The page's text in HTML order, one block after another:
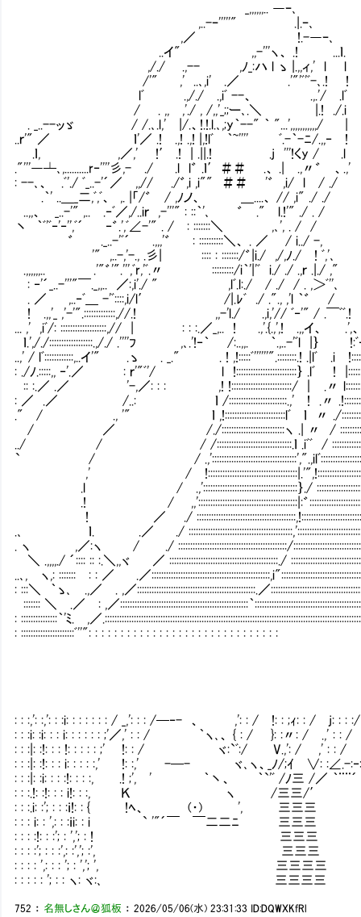
_,,,,,,.. ―ｰ､
,..-ｰ'''''" .|.ｰ､
,／ !.-―ｰ､
..イ" ,,-'''ヽ、 .! ...ｌ.
,/./ .,-- ,ﾉ_:ハ l ゝ |.,,ィ,' l l
/'" ,' ..､,i' .／ .'"'ﾞ'ﾞ-､.! !
lﾞ .,/./ .,iﾞ --、 .,.'/ .lﾞ
/ . ,, ,'./ , /,,'_;;ー､.＼ |.! ./.i
. _..--ッゞ / /.､.l,' |/.、!.!.l.､,;y｀--" ｀ "...',,,,,,,,,,,/ |
..ｒ'" ／ ｌ'／ .! .,! .,! |,!lﾞ ｀~'''' ﾞ.-｀-ﾆ/.,,‐ !
.ｌ, ,／,' !′ .! | .||.! .j '''!くy / .l
."'''―┴､,..........r‐''''彡,- ./ .l l゛ .ｌ′＃＃ .、 .| .,〃゛ 、.,'
: --､、 .ﾞ'./ ﾞ_..-'´／ ,,// ./゛,i ,i"" ＃＃ '
.｀' ..＿_二,ﾞ,ﾞ、 ,. |「/゛ / ,ﾉノ、 ＿....、 // ,i" ./ ./
..,,、 _..-'" ,.. .‐ﾞ／,/..iｒ ,-'''" : ::｀'､ ゛ ." l.!'" ./ . /
丶 ｀ﾞ'ﾞ‐'‐'',ﾞ´ ‐゛.',ﾞ∠-'" . / : :::::::＼ ,､', . / /
゛ ._..-'ﾞ´ .,,,'゛ : ::::::::::＼、 . ／ / i../ -,
'" ,..-,'-., .彡| :::: : :::::::/゛|i./ ,/,ﾉ./ ! ﾞ,'､
.,,,,,,.. .'"゛'".''',ﾞr,'ﾞ.〃 :::::::::/i｀'|'ﾞ i./ ./ .,ｒ .|./ ,"
: ‐'´_..-'''"￣._,,.. ／:,i'./ " ,lﾞ.l:./ / ./ / . ,＞ﾞ''､
. ／ ,..‐ﾞ＿ -'ﾞ::::,i/l′ /|.ﾚﾞ ./ ."., ,'l ｀゛ /
! .,,'_ ,'-'".:::::::::::::,//.! ,,-'l./ .,i,'// ﾞ‐'" / .￣ﾞﾞ.!
... ,' ,iﾞ/: :::::::::::::::::::,// | : : :.／_,.. ! .,'.{.,',! .,,イ、 .',、
ｌ.',/./::::::::::::::::::.,/./ .''''ﾌ ,､.'!‐｀ /:..,,. ｀.,..-'ﾞl |｝ !:ﾞ
..,' / lﾞ::::::::::::,..イ'" .ゝ . _." . ! ,!:::::ﾞ''''''".::::::::.! .|lﾞ .i
: ./ﾉ.:::::,, ‐'.／ : ｒ'"ﾞ'/ l !:::::::::::::::::::::::::｝ .lﾞ !
:: :.／ .／ '-,／: : : ,! !:::::::::::::::::::::::::/ ｜ .〃
: ／ .／ /..: ｌ /::::::::::::::::::::::::.,' ! .〃
." / ., '" ｌ ,!:::::::::::::::::::::::::lﾞ ｌ 〃 ./
/ ／ /./::::::::::::::::::::::::::ヽ .| 〃 /
../ / / /:::::::::::::::::::::::::::::::.ｌ .iﾞﾞ /
` / / .,':::::::::::::::::::::::::::::::::::',".,ilﾞ
,' /
.l / .,':::::::::::::::::::::::::::::::::::::::｝./
.! / ,,':::::::::::::::::::::::::::::::::::::::::|:゛
! ／ ./
.､ ｌ. .／ ./
. ヽ ,／:ヽ / ./ :::::::::::::::::::::::::::::::::::::::::::::/
＼ .,,,,./ ´:::: :: :.＼,,ヾ ／ :::::::::::::::::::::::::::::::::::::::::::::./
..､, ヽ,: ::::::: : : ／ .／
: :::＼ ｀ゝ､ .,／ . ,／:::::::::::::::::::::::::::::::::::::::::::::::::.／
::::::: ＼ .／ : ,／:::::::::::::::::::::::::::::::::::::::::::::::::::::｀
: :::::::::::::::｀'ﾐ. ,／
: ::::::::::::::::::::::ﾞ''": : : : : : : : : : : : : : : : : : : : : : : : : : : : : :
: : :,': :,': : :i: : : : : : : / _,': : : /─‐- 、 ,': : / !: : ;ｨ: :
: : :i: :i: : : i: : : : : : ;'／,' : : / ｀ヽ､、 { : / }: :〃: /
: : :|: :!: : : !: : : : : ;' !: : / ヾ:`ﾞ:/ V.,': / ,' : :
: : :|: :!: : : i: : : : :,' !: :,' -─- ヾ､ヽ、_ﾉ/;ｲ ∨:
: : :|: :i: : : :!: : : :, .! ;', ' ｀丶、 ｀`'ﾞ /ﾉ三 /／
: : :.!: :!: : : i!: : :, Ｋ ヽ /三三/′ , '
: : :.i: :'; : : :ｉ!: : { !ﾍ、 (・) ', 三三三 .′
: : : i: : ',: : :ｉi: : i ` '"´￣ ￣二二ﾆ 三三三
: : : :!: : :'; : ','; : ! 三三
: : : :'; : : :',: :','; :', 三三三 j //:
: : : : ',: : : '; : ','; ', 三三
: : : : : '; : : ヽ: ヾ:､ 三三三
752 ： 名無しさん＠狐板 ：2026/05/06(水) 23:31:33 ID:DQWXKfRl